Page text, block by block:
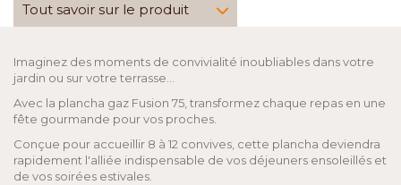
Tout savoir sur le produit
Imaginez des moments de convivialité inoubliables dans votre
jardin ou sur votre terrasse...
Avec la plancha gaz Fusion 75, transformez chaque repas en une
fête gourmande pour vos proches.
Conçue pour accueillir 8 à 12 convives, cette plancha deviendra
rapidement l'alliée indispensable de vos déjeuners ensoleillés et
de vos soirées estivales.